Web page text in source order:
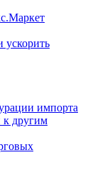
ускорить
импорта
к другим